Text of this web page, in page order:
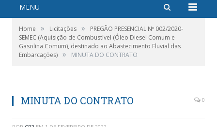
MENU
Home » Licitações »
PREGÃO PRESENCIAL Nº 002/2020-
SEMEC (Aquisição de Combustível (Óleo Diesel Comum e
Gasolina Comum), destinado ao Abastecimento Fluvial das
Embarcações) » MINUTA DO CONTRATO
MINUTA DO CONTRATO 0